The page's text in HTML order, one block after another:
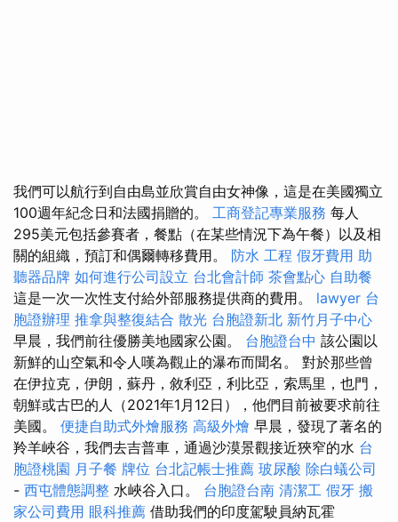
我們可以航行到自由島並欣賞自由女神像，這是在美國獨立
100週年紀念日和法國捐贈的。 工商登記專業服務 每人
295美元包括參賽者，餐點（在某些情況下為午餐）以及相
關的組織，預訂和偶爾轉移費用。 防水 工程 假牙費用 助
聽器品牌 如何進行公司設立 台北會計師 茶會點心 自助餐
這是一次一次性支付給外部服務提供商的費用。 lawyer 台
胞證辦理 推拿與整復結合 散光 台胞證新北 新竹月子中心
早晨，我們前往優勝美地國家公園。 台胞證台中 該公園以
新鮮的山空氣和令人嘆為觀止的瀑布而聞名。 對於那些曾
在伊拉克，伊朗，蘇丹，敘利亞，利比亞，索馬里，也門，
朝鮮或古巴的人（2021年1月12日），他們目前被要求前往
美國。 便捷自助式外燴服務 高級外燴 早晨，發現了著名的
羚羊峽谷，我們去吉普車，通過沙漠景觀接近狹窄的水 台
胞證桃園 月子餐 牌位 台北記帳士推薦 玻尿酸 除白蟻公司
- 西屯體態調整 水峽谷入口。 台胞證台南 清潔工 假牙 搬
家公司費用 眼科推薦 借助我們的印度駕駛員納瓦霍